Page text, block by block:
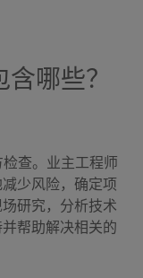
哪些？
查。业主工程师
少风险，确定项
研究，分析技术
帮助解决相关的